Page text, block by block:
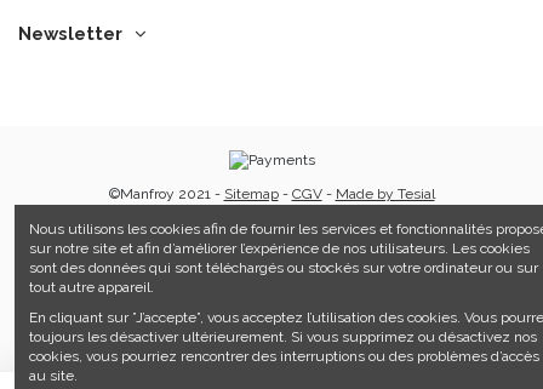
Newsletter
©Manfroy 2021 - Sitemap- CGV- Made by Tesial
Nous utilisons les cookies afin de fournir les services et fonctionnalités
sur notre site et afin d’améliorer l’expérience de nos utilisateurs. Les cookies
sont des données qui sont téléchargés ou stockés sur votre ordinateur ou sur
tout autre appareil.
En cliquant sur ”J’accepte”, vous acceptez l’utilisation des cookies. Vous
toujours les désactiver ultérieurement. Si vous supprimez ou désactivez nos
cookies, vous pourriez rencontrer des interruptions ou des problèmes d’accès
au site.